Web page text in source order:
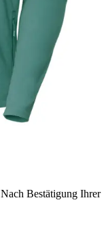
Nach Bestätigung Ihrer